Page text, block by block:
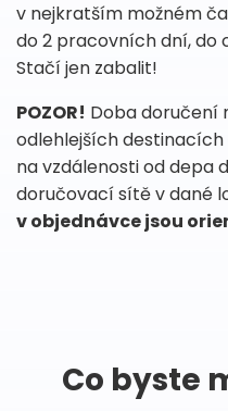
v nejkratším možném
do 2 pracovních dní, do
Stačí jen zabalit!
POZOR! Doba doručení
odlehlejších destinacích
na vzdálenosti od depa
doručovací sítě v dané
v objednávce jsou
Co byste